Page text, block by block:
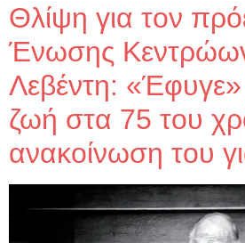
Θλίψη για τον
Ένωσης
Λεβέντη:
ζωή στα 75 του
ανακοίνωση του